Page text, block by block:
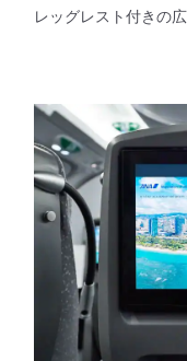
レッグレスト付きの